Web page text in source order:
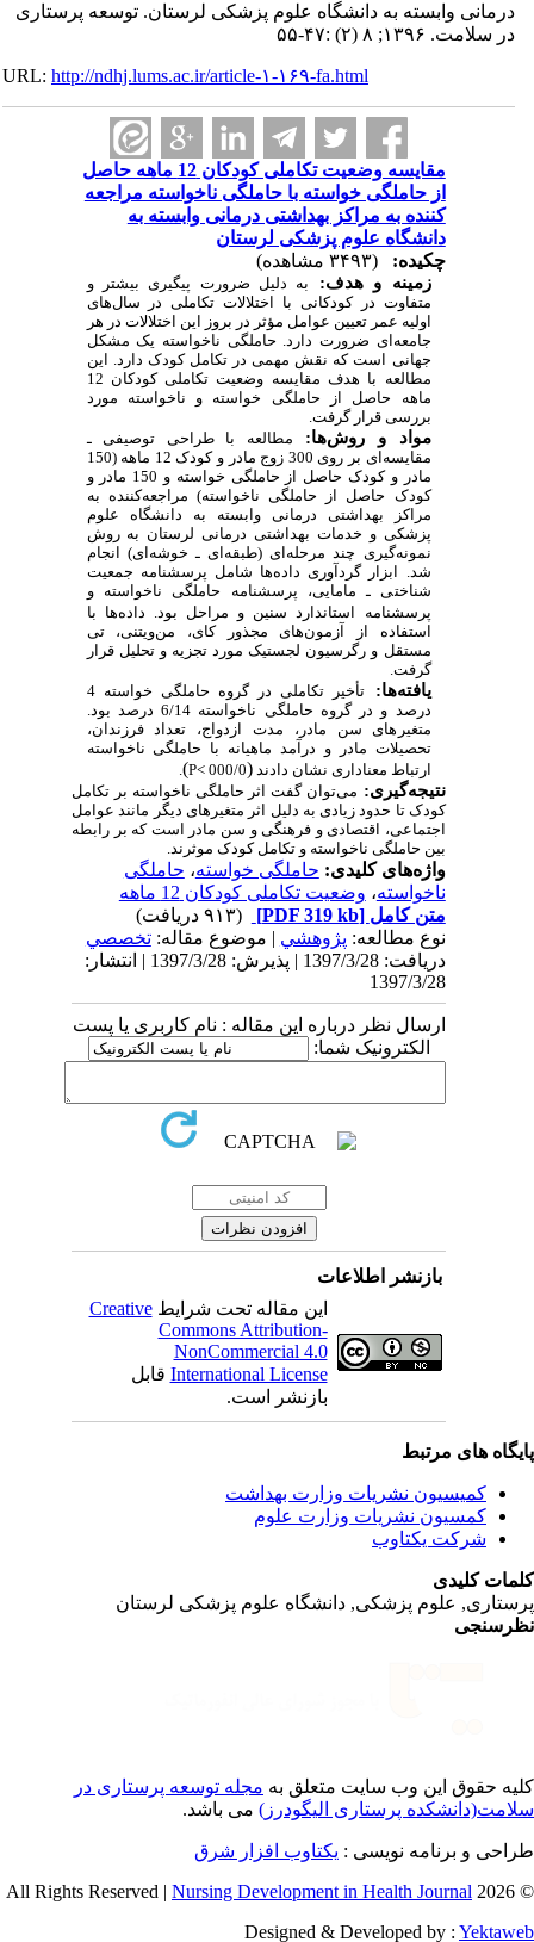
درمانی وابسته به دانشگاه علوم پزشکی لرستان. توسعه پرستاری
در سلامت. ۱۳۹۶; ۸ (۲) :۴۷-۵۵
URL:http://ndhj.lums.ac.ir/article-۱-۱۶۹-fa.html
مقایسه وضعیت تکاملی کودکان 12 ماهه حاصل
از حاملگی خواسته با حاملگی ناخواسته مراجعه
کننده به مراکز بهداشتی درمانی وابسته به
دانشگاه علوم پزشکی لرستان
چکیده:
زمینه و هدف: به دلیل ضرورت پیگیری بیشتر و
متفاوت در کودکانی با اختلالات تکاملی در سال‌های
اولیه عمر تعیین عوامل مؤثر در بروز این اختلالات در هر
جامعه‌ای ضرورت دارد. حاملگی ناخواسته یک مشکل
جهانی است که نقش مهمی در تکامل کودک دارد. این
مطالعه با هدف مقایسه وضعیت تکاملی کودکان 12
ماهه حاصل از حاملگی خواسته و ناخواسته مورد
بررسی قرار گرفت.
مواد و روش‌ها:مطالعه با طراحی توصیفی ـ
مقایسه‌ای بر روی 300 زوج مادر و کودک 12 ماهه (150
مادر و کودک حاصل از حاملگی خواسته و 150 مادر و
کودک حاصل از حاملگی ناخواسته) مراجعه‌کننده به
مراکز بهداشتی درمانی وابسته به دانشگاه علوم
پزشکی و خدمات بهداشتی درمانی لرستان به روش
نمونه‌گیری چند مرحله‌ای (طبقه‌ای ـ خوشه‌ای) انجام
شد. ابزار گردآوری داده‌ها شامل پرسشنامه جمعیت
شناختی ـ مامایی، پرسشنامه حاملگی ناخواسته و
پرسشنامه استاندارد سنین و مراحل بود. داده‌ها با
استفاده از آزمون‌های مجذور کای، من‌ویتنی، تی
مستقل و رگرسیون لجستیک مورد تجزیه و تحلیل قرار
گرفت.
یافته‌ها:
تأخیر تکاملی در گروه حاملگی خواسته 4
درصد و در گروه حاملگی ناخواسته 6/14 درصد بود.
متغیرهای سن مادر، مدت ازدواج، تعداد فرزندان،
تحصیلات مادر و درآمد ماهیانه با حاملگی ناخواسته
ارتباط معناداری نشان دادند(
000/0
P<
)
.
نتیجه‌گیری:می‌توان گفت اثر حاملگی ناخواسته بر تکامل
کودک تا حدود زیادی به دلیل اثر متغیرهای دیگر مانند عوامل
اجتماعی، اقتصادی و فرهنگی و سن مادر است که بر رابطه
بین حاملگی ناخواسته و تکامل کودک موثرند.
واژه‌های کلیدی:حاملگی خواسته،حاملگی
ناخواسته،وضعیت تکاملی کودکان 12 ماهه
متن کامل[PDF 319 kb]
نوع مطالعه:پژوهشي| موضوع مقاله:تخصصي
دریافت: 1397/3/28 | پذیرش: 1397/3/28 | انتشار:
1397/3/28
ارسال نظر درباره این مقاله : نام کاربری یا پست
الکترونیک شما:
بازنشر اطلاعات
این مقاله تحت شرایطCreative
Commons Attribution-
NonCommercial 4.0
International Licenseقابل
بازنشر است.
های مرتبط
کمیسیون نشریات وزارت بهداشت
کمسیون نشریات وزارت علوم
شرکت یکتاوب
کلیدی
علوم پزشکی, دانشگاه علوم پزشکی لرستان
حقوق این وب سایت متعلق بهمجله توسعه پرستاری در
پرستاری الیگودرز) می باشد.
و برنامه نویسی : یکتاوب افزار شرق
©
Nursing Development in Health Journal
Designed & Developed by :